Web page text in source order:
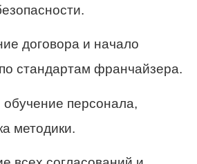
договора и начало
стандартам франчайзера.
персонала,
методики.